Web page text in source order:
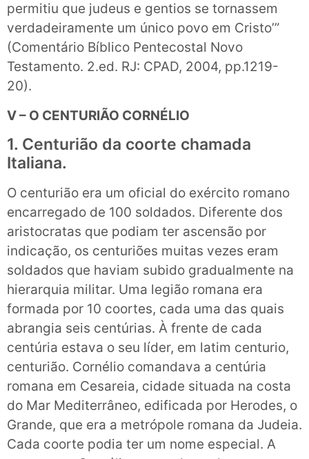
permitiu que judeus e gentios se tornassem
verdadeiramente um único povo em Cristo’”
(Comentário Bíblico Pentecostal Novo
Testamento. 2.ed. RJ: CPAD, 2004, pp.1219-
20).
V – O CENTURIÃO CORNÉLIO
1. Centurião da coorte chamada
Italiana.
O centurião era um oficial do exército romano
encarregado de 100 soldados. Diferente dos
aristocratas que podiam ter ascensão por
indicação, os centuriões muitas vezes eram
soldados que haviam subido gradualmente na
hierarquia militar. Uma legião romana era
formada por 10 coortes, cada uma das quais
abrangia seis centúrias. À frente de cada
centúria estava o seu líder, em latim centurio,
centurião. Cornélio comandava a centúria
romana em Cesareia, cidade situada na costa
do Mar Mediterrâneo, edificada por Herodes, o
Grande, que era a metrópole romana da Judeia.
Cada coorte podia ter um nome especial. A